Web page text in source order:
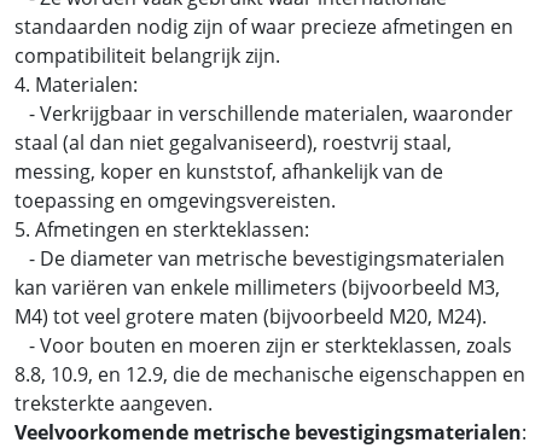
standaarden nodig zijn of waar precieze afmetingen en
compatibiliteit belangrijk zijn.
4. Materialen:
- Verkrijgbaar in verschillende materialen, waaronder
staal (al dan niet gegalvaniseerd), roestvrij staal,
messing, koper en kunststof, afhankelijk van de
toepassing en omgevingsvereisten.
5. Afmetingen en sterkteklassen:
- De diameter van metrische bevestigingsmaterialen
kan variëren van enkele millimeters (bijvoorbeeld M3,
M4) tot veel grotere maten (bijvoorbeeld M20, M24).
- Voor bouten en moeren zijn er sterkteklassen, zoals
8.8, 10.9, en 12.9, die de mechanische eigenschappen en
treksterkte aangeven.
Veelvoorkomende metrische bevestigingsmaterialen: